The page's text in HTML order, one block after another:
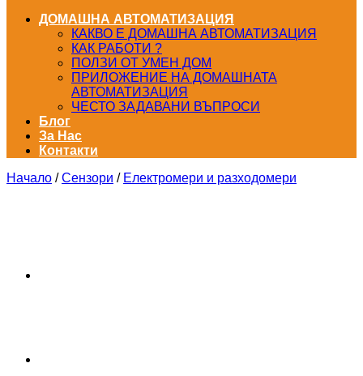
ДОМАШНА АВТОМАТИЗАЦИЯ
КАКВО Е ДОМАШНА АВТОМАТИЗАЦИЯ
КАК РАБОТИ ?
ПОЛЗИ ОТ УМЕН ДОМ
ПРИЛОЖЕНИЕ НА ДОМАШНАТА
АВТОМАТИЗАЦИЯ
ЧЕСТО ЗАДАВАНИ ВЪПРОСИ
Блог
За Нас
Контакти
Начало / Сензори / Електромери и разходомери